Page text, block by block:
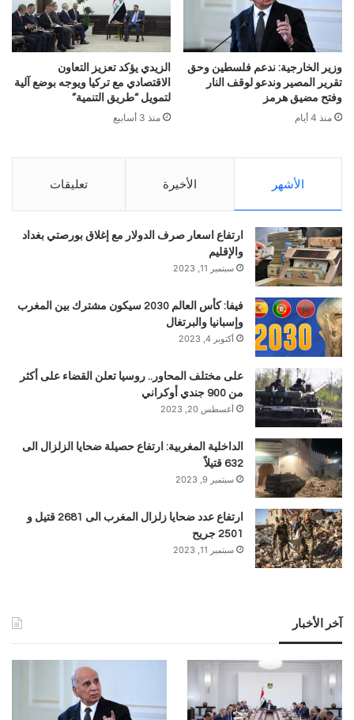
وزير الخارجية: ندعم فلسطين وحق
تقرير المصير وندعو لوقف النار
وفتح مضيق هرمز
منذ 4 أيام
الزيدي يؤكد تعزيز التعاون
الاقتصادي مع تركيا ويوجه بوضع آلية
لتمويل “طريق التنمية”
منذ 3 أسابيع
الأشهر الأخيرة تعليقات
ارتفاع اسعار صرف الدولار مع إغلاق بورصتي بغداد
والإقليم
سبتمبر 11, 2023
فيفا: كأس العالم 2030 سيكون مشترك بين المغرب
وإسبانيا والبرتغال
أكتوبر 4, 2023
على مختلف المحاور.. روسيا تعلن القضاء على أكثر
من 900 جندي أوكراني
أغسطس 20, 2023
الداخلية المغربية: ارتفاع حصيلة ضحايا الزلزال الى
632 قتيلاً
سبتمبر 9, 2023
ارتفاع عدد ضحايا زلزال المغرب الى 2681 قتيل و
2501 جريح
سبتمبر 11, 2023
آخر الأخبار